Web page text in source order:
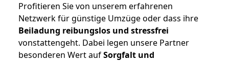
Profitieren Sie von unserem erfahrenen
Netzwerk für günstige Umzüge oder dass ihre
Beiladung reibungslos und stressfrei
vonstattengeht. Dabei legen unsere Partner
besonderen Wert aufSorgfalt und